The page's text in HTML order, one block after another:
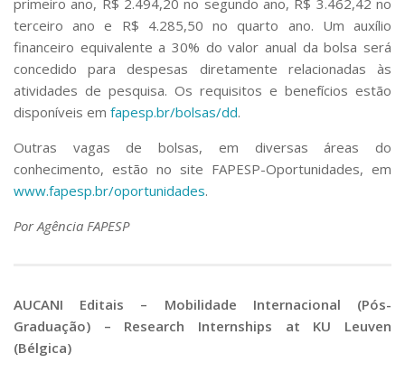
terceiro ano e R$ 4.285,50 no quarto ano. Um auxílio
financeiro equivalente a 30% do valor anual da bolsa será
concedido para despesas diretamente relacionadas às
atividades de pesquisa. Os requisitos e benefícios estão
disponíveis em fapesp.br/bolsas/dd.
Outras vagas de bolsas, em diversas áreas do
conhecimento, estão no site FAPESP-Oportunidades, em
www.fapesp.br/oportunidades.
Por Agência FAPESP
AUCANI Editais – Mobilidade Internacional (Pós-
Graduação) – Research Internships at KU Leuven
(Bélgica)